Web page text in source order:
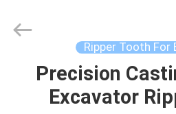
RUMAH
Spare
Parts
Ripper Tooth For
Precision
Excavator